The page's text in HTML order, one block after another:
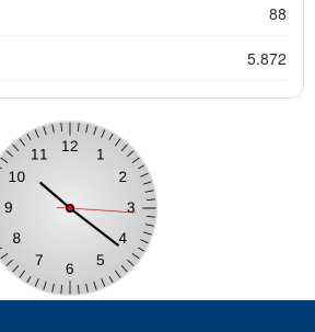
88
5.872